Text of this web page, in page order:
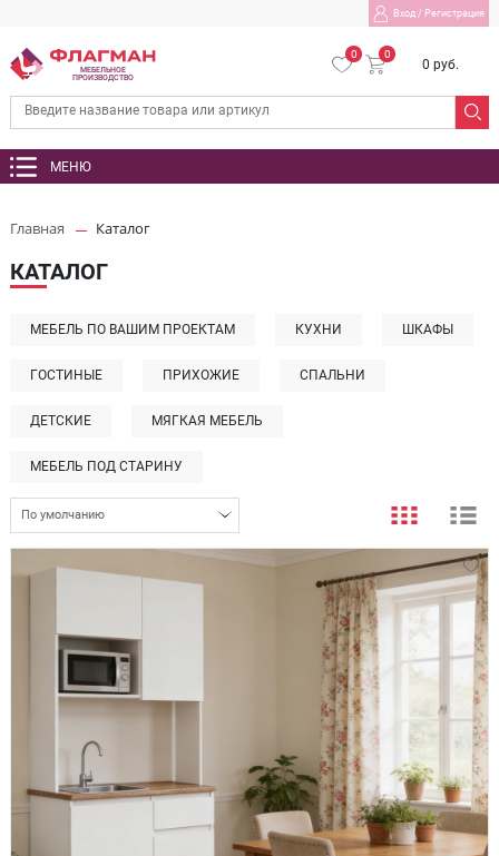
Вход/ Регистрация
МЕБЕЛЬНОЕ
ПРОИЗВОДСТВО
0 0
0 руб.
МЕНЮ
Главная Каталог
КАТАЛОГ
МЕБЕЛЬ ПО ВАШИМ ПРОЕКТАМ КУХНИ ШКАФЫ
ГОСТИНЫЕ ПРИХОЖИЕ СПАЛЬНИ
ДЕТСКИЕ МЯГКАЯ МЕБЕЛЬ
МЕБЕЛЬ ПОД СТАРИНУ
По умолчанию